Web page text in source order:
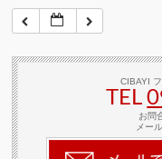
CIBAYI
TEL
お問
メー